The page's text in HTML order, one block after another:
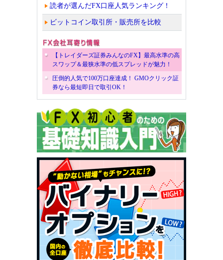
読者が選んだFX口座人気ランキング！
ビットコイン取引所・販売所を比較
【トレイダーズ証券みんなのFX】最高水準の高
スワップ＆最狭水準の低スプレッドが魅力！
圧倒的人気で100万口座達成！ GMOクリック証
券なら最短即日で取引OK！